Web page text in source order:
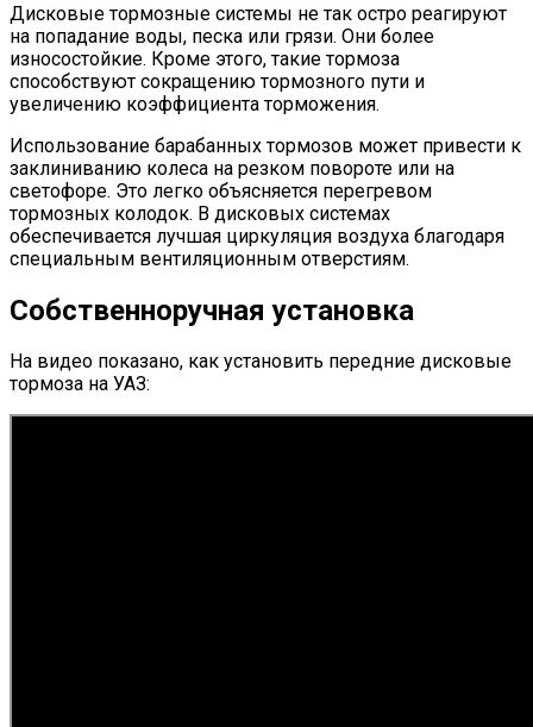
Дисковые тормозные системы не так остро реагируют
на попадание воды, песка или грязи. Они более
износостойкие. Кроме этого, такие тормоза
способствуют сокращению тормозного пути и
увеличению коэффициента торможения.
Использование барабанных тормозов может привести к
заклиниванию колеса на резком повороте или на
светофоре. Это легко объясняется перегревом
тормозных колодок. В дисковых системах
обеспечивается лучшая циркуляция воздуха благодаря
специальным вентиляционным отверстиям.
Собственноручная установка
На видео показано, как установить передние дисковые
тормоза на УАЗ: